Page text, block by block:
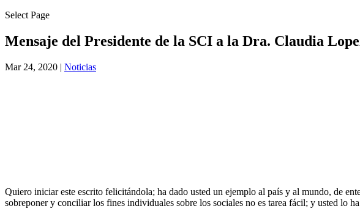
Select Page
Mensaje del Presidente de la SCI a la Dra. Claudia
Mar 24, 2020 | Noticias
Quiero iniciar este escrito felicitándola; ha dado usted un ejemplo al país y al mundo, de
sobreponer y conciliar los fines individuales sobre los sociales no es tarea fácil; y usted lo